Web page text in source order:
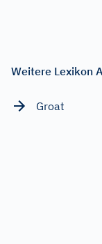
Weitere Lexikon
Groat